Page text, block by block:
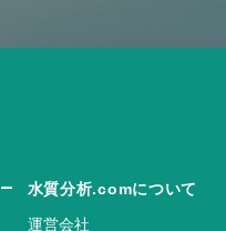
水質分析.comについて
運営会社